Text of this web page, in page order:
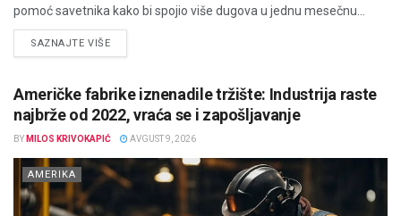
pomoć savetnika kako bi spojio više dugova u jednu mesečnu...
SAZNAJTE VIŠEDETAILS
Američke fabrike iznenadile tržište: Industrija raste
najbrže od 2022, vraća se i zapošljavanje
BY MILOS KRIVOKAPIĆ AVGUST 9, 2026
AMERIKA